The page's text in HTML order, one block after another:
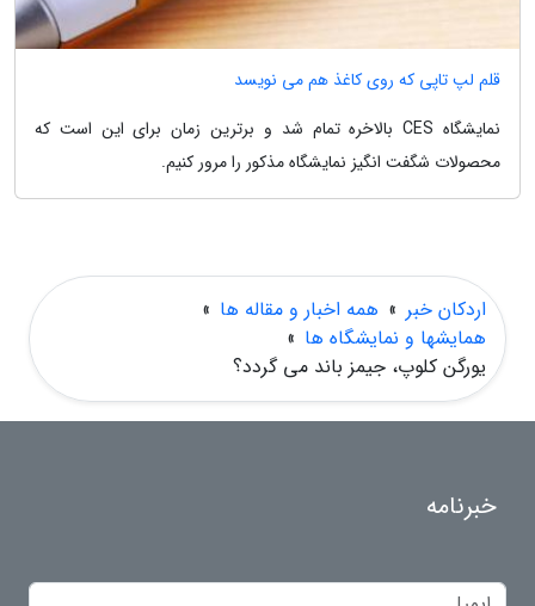
قلم لپ تاپی که روی کاغذ هم می نویسد
نمایشگاه CES بالاخره تمام شد و برترین زمان برای این است که
محصولات شگفت انگیز نمایشگاه مذکور را مرور کنیم.
اردکان خبر » همه اخبار و مقاله ها »
همایشها و نمایشگاه ها »
یورگن کلوپ، جیمز باند می گردد؟
خبرنامه